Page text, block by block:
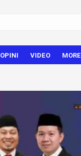
OPINI VIDEO MORE